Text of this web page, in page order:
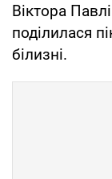
Віктора
поділилася
білизні.